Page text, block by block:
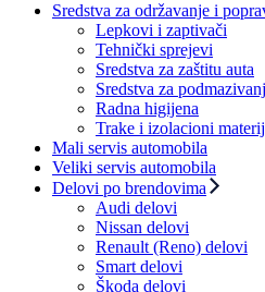
Sredstva za održavanje i
Lepkovi i zaptivači
Tehnički sprejevi
Sredstva za zaštitu auta
Sredstva za
Radna higijena
Trake i izolacioni
Mali servis automobila
Veliki servis automobila
Delovi po brendovima
Audi delovi
Nissan delovi
Renault (Reno) delovi
Smart delovi
Škoda delovi